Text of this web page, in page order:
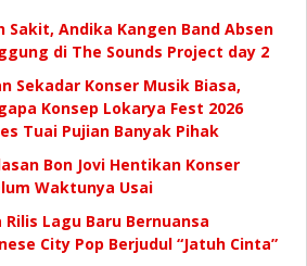
Sakit, Andika Kangen Band Absen
di The Sounds Project day 2
Sekadar Konser Musik Biasa,
Konsep Lokarya Fest 2026
Tuai Pujian Banyak Pihak
Bon Jovi Hentikan Konser
Waktunya Usai
Rilis Lagu Baru Bernuansa
City Pop Berjudul “Jatuh Cinta”